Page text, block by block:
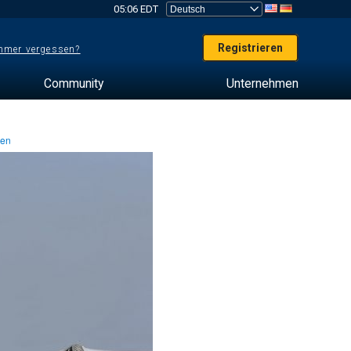
05:06 EDT
vergessen? Registrieren
Community Unternehmen